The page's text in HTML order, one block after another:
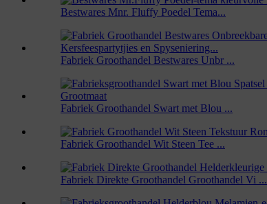
Bestwares Mnr. Fluffy Poedel Tema...
Fabriek Groothandel Bestwares Unbr ...
Fabriek Groothandel Swart met Blou ...
Fabriek Groothandel Wit Steen Tee ...
Fabriek Direkte Groothandel Groothandel Vi ...